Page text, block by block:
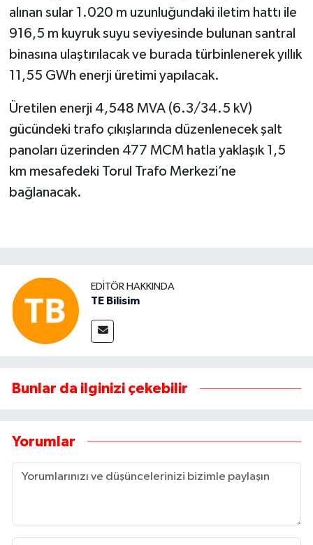
alınan sular 1.020 m uzunluğundaki iletim hattı ile
916,5 m kuyruk suyu seviyesinde bulunan santral
binasına ulaştırılacak ve burada türbinlenerek yıllık
11,55 GWh enerji üretimi yapılacak.
Üretilen enerji 4,548 MVA (6.3/34.5 kV)
gücündeki trafo çıkışlarında düzenlenecek şalt
panoları üzerinden 477 MCM hatla yaklaşık 1,5
km mesafedeki Torul Trafo Merkezi’ne
bağlanacak.
EDITÖR HAKKINDA
TE Bilisim
Bunlar da ilginizi çekebilir
Yorumlar